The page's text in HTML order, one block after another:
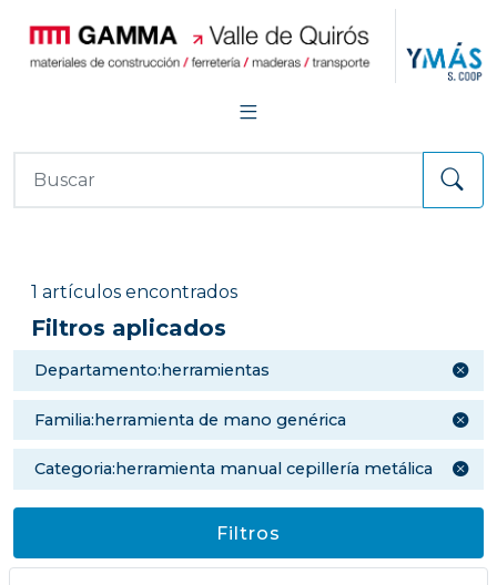
1 artículos encontrados
Filtros aplicados
departamento:herramientas
familia:herramienta de mano genérica
categoria:herramienta manual cepillería metálica
Filtros